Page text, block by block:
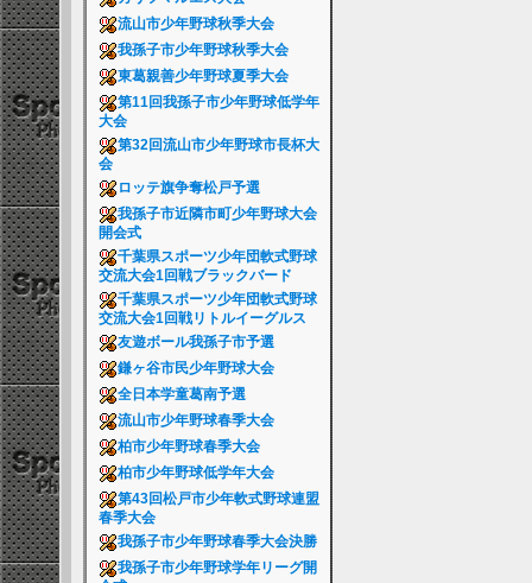
流山市少年野球秋季大会
我孫子市少年野球秋季大会
東葛親善少年野球夏季大会
第11回我孫子市少年野球低学年
大会
第32回流山市少年野球市長杯大
会
ロッテ旗争奪松戸予選
我孫子市近隣市町少年野球大会
開会式
千葉県スポーツ少年団軟式野球
交流大会1回戦ブラックバード
千葉県スポーツ少年団軟式野球
交流大会1回戦リトルイーグルス
友遊ボール我孫子市予選
鎌ヶ谷市民少年野球大会
全日本学童葛南予選
流山市少年野球春季大会
柏市少年野球春季大会
柏市少年野球低学年大会
第43回松戸市少年軟式野球連盟
春季大会
我孫子市少年野球春季大会決勝
我孫子市少年野球学年リーグ開